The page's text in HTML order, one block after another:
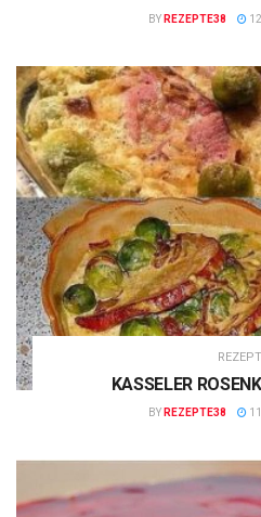
BY REZEPTE38
KASSELER
BY REZEPTE38